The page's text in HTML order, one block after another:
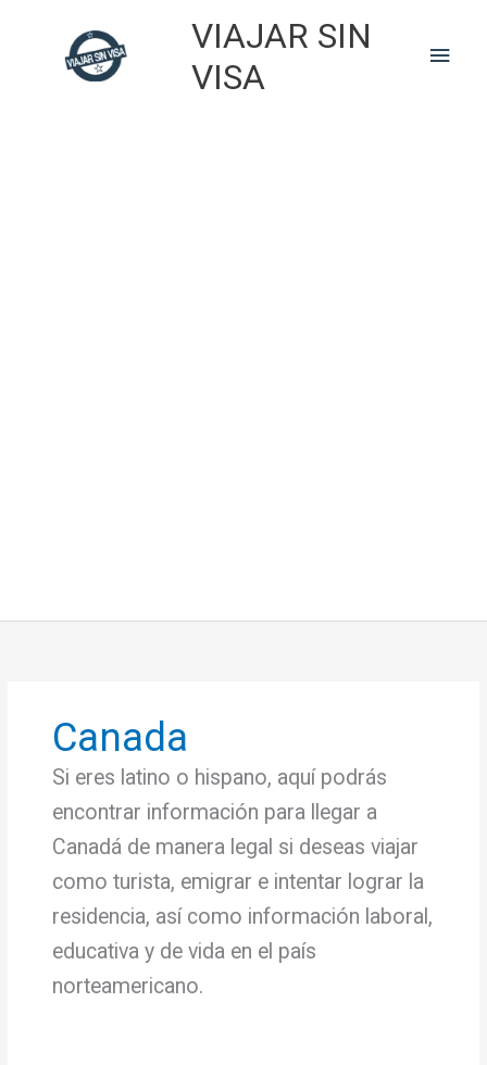
VIAJAR SIN
VISA
Main
Canada
Si eres latino o hispano, aquí podrás
encontrar información para llegar a
Canadá de manera legal si deseas viajar
como turista, emigrar e intentar lograr la
residencia, así como información laboral,
educativa y de vida en el país
norteamericano.